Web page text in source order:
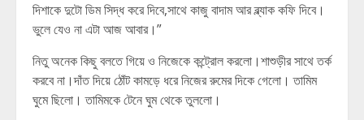
দিশাকে দুটো ডিম সিদ্ধ করে দিবে,সাথে কাজু বাদাম আর ব্ল্যাক কফি দিবে।
ভুলে যেও না এটা আজ আবার।”
নিতু অনেক কিছু বলতে গিয়ে ও নিজেকে কন্ট্রোল করলো।শাশুড়ীর সাথে তর্ক
করবে না।দাঁত দিয়ে ঠোঁট কামড়ে ধরে নিজের রুমের দিকে গেলো। তামিম
ঘুমে ছিলো। তামিমকে টেনে ঘুম থেকে তুললো।